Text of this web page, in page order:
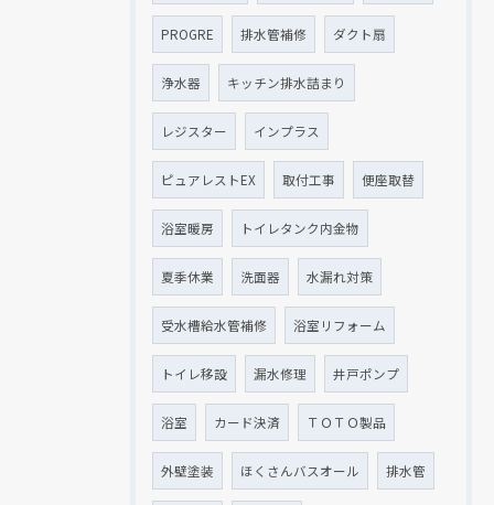
PROGRE 排水管補修 ダクト扇
浄水器 キッチン排水詰まり
レジスター インプラス
ピュアレストEX 取付工事 便座取替
浴室暖房 トイレタンク内金物
夏季休業 洗面器 水漏れ対策
受水槽給水管補修 浴室リフォーム
トイレ移設 漏水修理 井戸ポンプ
浴室 カード決済 ＴＯＴＯ製品
外壁塗装 ほくさんバスオール 排水管